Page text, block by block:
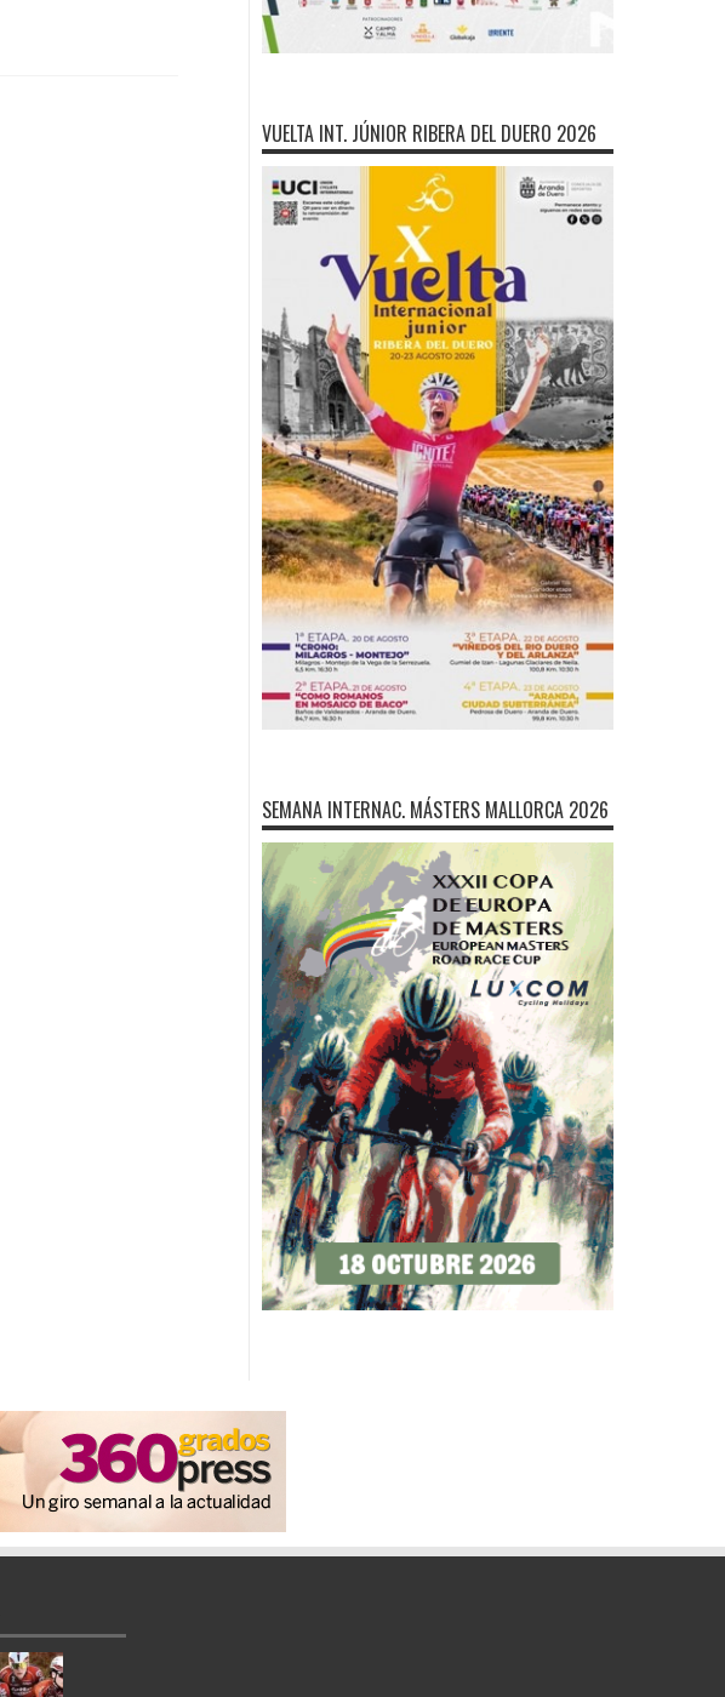
VUELTA INT. JÚNIOR RIBERA DEL DUERO 2026
SEMANA INTERNAC. MÁSTERS MALLORCA 2026